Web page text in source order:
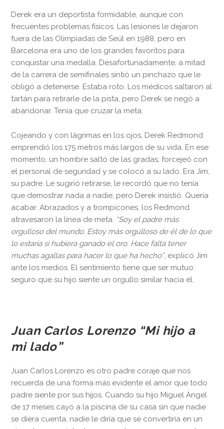
Derek era un deportista formidable, aunque con
frecuentes problemas físicos. Las lesiones le dejaron
fuera de las Olimpiadas de Seúl en 1988, pero en
Barcelona era uno de los grandes favoritos para
conquistar una medalla. Desafortunadamente, a mitad
de la carrera de semifinales sintió un pinchazo que le
obligó a detenerse. Estaba roto. Los médicos saltaron al
tartán para retirarle de la pista, pero Derek se negó a
abandonar. Tenía que cruzar la meta.
Cojeando y con lágrimas en los ojos, Derek Redmond
emprendió los 175 metros más largos de su vida. En ese
momento, un hombre saltó de las gradas, forcejeó con
el personal de seguridad y se colocó a su lado. Era Jim,
su padre. Le sugirió retirarse, le recordó que no tenía
que demostrar nada a nadie, pero Derek insistió. Quería
acabar. Abrazados y a trompicones, los Redmond
atravesaron la línea de meta. “Soy el padre más
orgulloso del mundo. Estoy más orgulloso de él de lo que
lo estaría si hubiera ganado el oro. Hace falta tener
muchas agallas para hacer lo que ha hecho”, explicó Jim
ante los medios. El sentimiento tiene que ser mutuo:
seguro que su hijo siente un orgullo similar hacia él.
Juan Carlos Lorenzo “Mi hijo a
mi lado”
Juan Carlos Lorenzo es otro padre coraje que nos
recuerda de una forma más evidente el amor que todo
padre siente por sus hijos. Cuando su hijo Miguel Ángel
de 17 meses cayó a la piscina de su casa sin que nadie
se diera cuenta, nadie le diría que se convertiría en un